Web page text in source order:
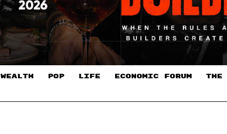
WEALTH POP LIFE ECONOMIC FORUM THE